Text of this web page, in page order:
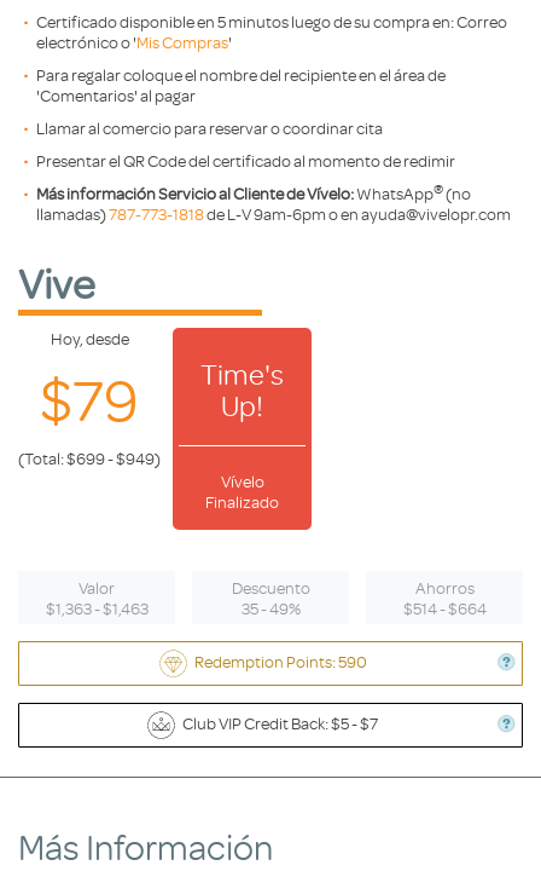
Certificado disponible en 5 minutos luego de su compra en: Correo
electrónico o 'Mis Compras'
Para regalar coloque el nombre del recipiente en el área de
'Comentarios' al pagar
Llamar al comercio para reservar o coordinar cita
Presentar el QR Code del certificado al momento de redimir
Más información Servicio al Cliente de Vívelo:WhatsApp®️(no
llamadas)787-773-1818de L-V 9am-6pm o en ayuda@vivelopr.com
Vive
Hoy, desde
$79
(Total: $699 - $949)
Time's
Up!
Vívelo
Finalizado
Valor
$1,363 - $1,463
Descuento
35 - 49%
Ahorros
$514 - $664
Redemption Points: 590
Club VIP Credit Back: $5 - $7
Más Información